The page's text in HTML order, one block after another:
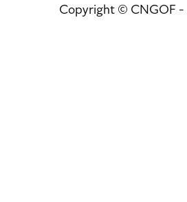
Copyright © CNGOF -